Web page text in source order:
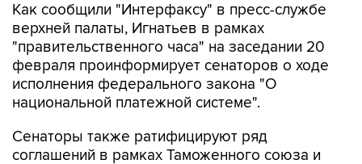
Как сообщили "Интерфаксу" в пресс-службе
верхней палаты, Игнатьев в рамках
"правительственного часа" на заседании 20
февраля проинформирует сенаторов о ходе
исполнения федерального закона "О
национальной платежной системе".
Сенаторы также ратифицируют ряд
соглашений в рамках Таможенного союза и